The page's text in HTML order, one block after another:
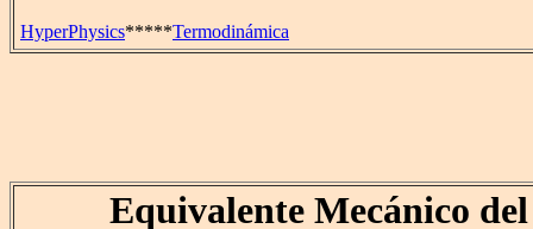
HyperPhysics*****Termodinámica
Equivalente Mecánico